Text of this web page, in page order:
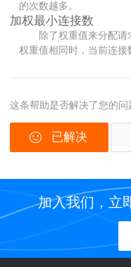
的次数越多。
加权最小连接数
除了权重值来分配
权重值相同时，当前连接
这条帮助是否解决了您的问
已解决
加入我们，立